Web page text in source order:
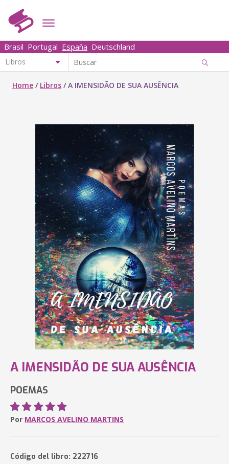
Brasil Portugal España Deutschland
Home / Libros /A IMENSIDÃO DE SUA AUSÊNCIA
A IMENSIDÃO DE SUA AUSÊNCIA
POEMAS
Por MARCOS AVELINO MARTINS
Código del libro: 222716